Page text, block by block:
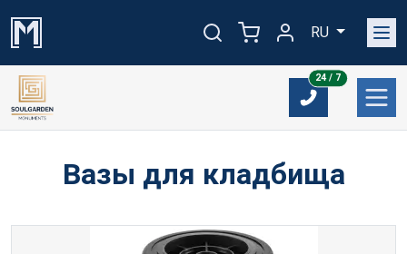
RU
24 / 724/7
Вазы для кладбища